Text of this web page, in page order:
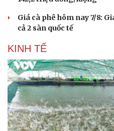
Cải chính
Giá cà phê hôm nay 7/8:
cả 2 sàn quốc tế
KINH TẾ